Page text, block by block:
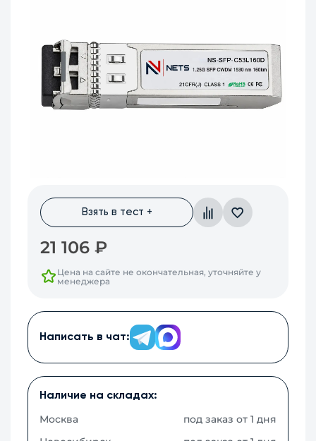
Взять в тест +
21 106₽
Цена на сайте не окончательная, уточняйте у
менеджера
Написать в чат:
Наличие на складах:
Москва
под заказ от 1 дня